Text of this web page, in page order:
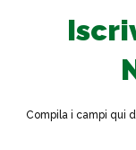
Compila i campi qui